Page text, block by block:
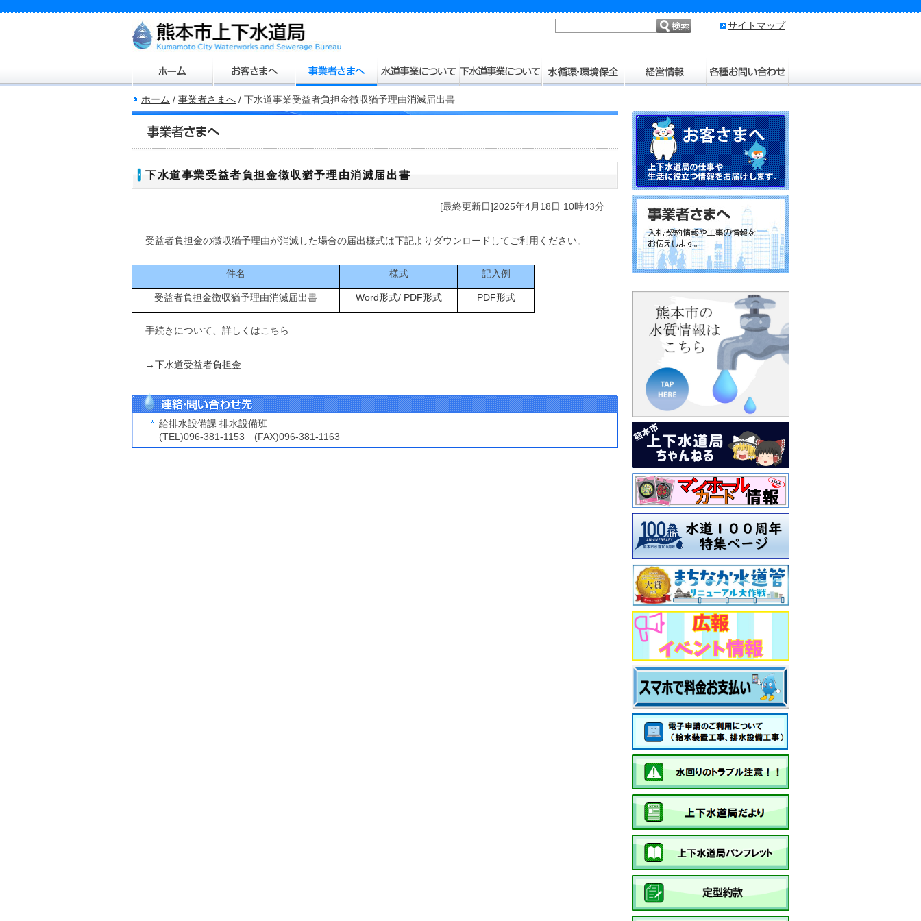
サイトマップ
ホーム / 事業者さまへ / 下水道事業受益者負担金徴収猶予理由消滅届出書
下水道事業受益者負担金徴収猶予理由消滅届出書
[最終更新日]2025年4月18日 10時43分
受益者負担金の徴収猶予理由が消滅した場合の届出様式は下記よりダウンロードしてご利用ください。
件名 様式 記入例
受益者負担金徴収猶予理由消滅届出書 Word形式/ PDF形式 PDF形式
手続きについて、詳しくはこちら
→下水道受益者負担金
給排水設備課 排水設備班
(TEL)096-381-1153 (FAX)096-381-1163